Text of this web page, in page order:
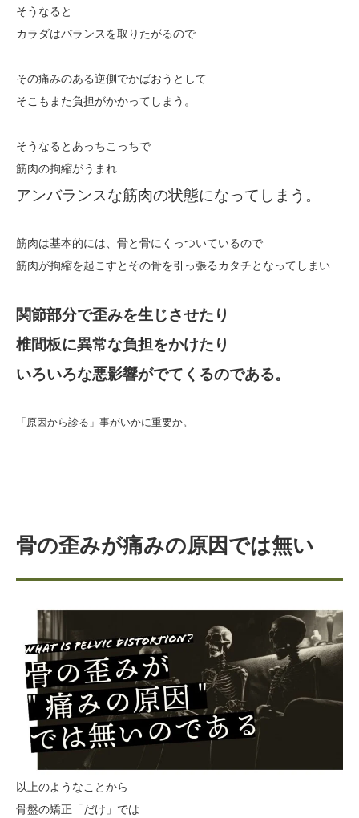
そうなると
カラダはバランスを取りたがるので
その痛みのある逆側でかばおうとして
そこもまた負担がかかってしまう。
そうなるとあっちこっちで
筋肉の拘縮がうまれ
アンバランスな筋肉の状態になってしまう。
筋肉は基本的には、骨と骨にくっついているので
筋肉が拘縮を起こすとその骨を引っ張るカタチとなってしまい
関節部分で歪みを生じさせたり
椎間板に異常な負担をかけたり
いろいろな悪影響がでてくるのである。
「原因から診る」事がいかに重要か。
骨の歪みが痛みの原因では無い
以上のようなことから
骨盤の矯正「だけ」では